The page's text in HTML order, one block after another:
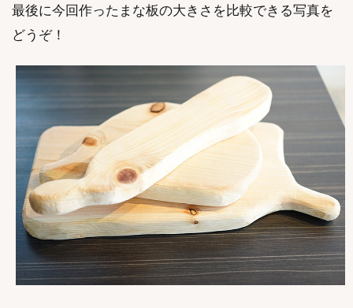
最後に今回作ったまな板の大きさを比較できる写真を
どうぞ！